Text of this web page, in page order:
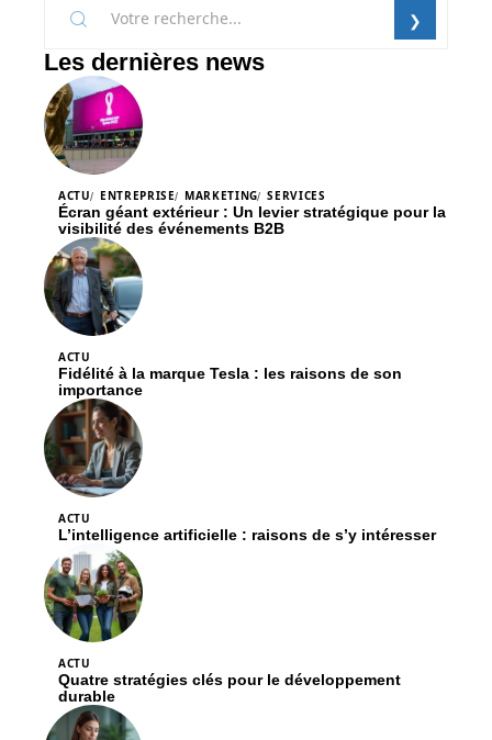
Les dernières news
ACTU ENTREPRISE MARKETING SERVICES
Écran géant extérieur : Un levier stratégique pour la
visibilité des événements B2B
ACTU
Fidélité à la marque Tesla : les raisons de son
importance
ACTU
L’intelligence artificielle : raisons de s’y intéresser
ACTU
Quatre stratégies clés pour le développement
durable